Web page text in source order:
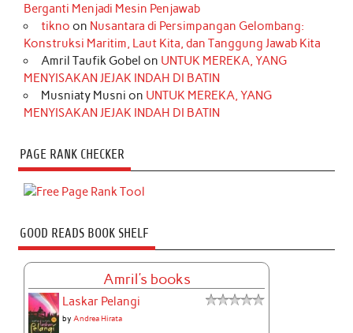
Berganti Menjadi Mesin Penjawab
tikno on Nusantara di Persimpangan Gelombang:
Konstruksi Maritim, Laut Kita, dan Tanggung Jawab Kita
Amril Taufik Gobel on UNTUK MEREKA, YANG
MENYISAKAN JEJAK INDAH DI BATIN
Musniaty Musni on UNTUK MEREKA, YANG
MENYISAKAN JEJAK INDAH DI BATIN
PAGE RANK CHECKER
GOOD READS BOOK SHELF
Amril's books
Laskar Pelangi
byAndrea Hirata